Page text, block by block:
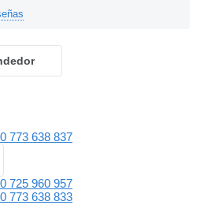
773 638 837
725 960 957
773 638 833